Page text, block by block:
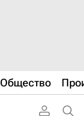
Общество